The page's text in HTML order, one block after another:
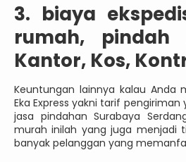
3. biaya
rumah, pindah
Kantor, Kos,
Keuntungan lainnya kalau Anda
Eka Express yakni tarif
jasa pindahan Surabaya
murah inilah yang juga menjadi
banyak pelanggan yang